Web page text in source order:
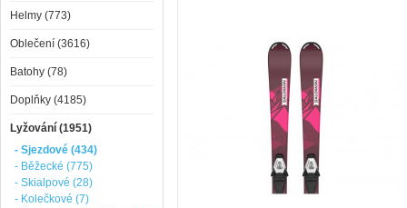
Helmy (773)
Oblečení (3616)
Batohy (78)
Doplňky (4185)
Lyžování (1951)
- Sjezdové (434)
- Běžecké (775)
- Skialpové (28)
- Kolečkové (7)